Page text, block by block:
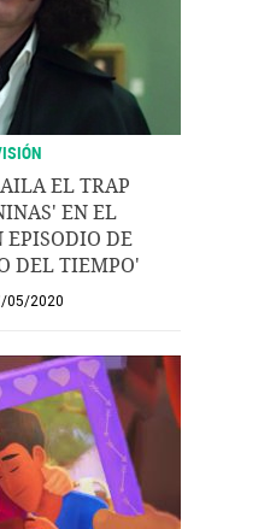
EL TRAP
EN EL
EPISODIO DE
DEL TIEMPO'
05/2020